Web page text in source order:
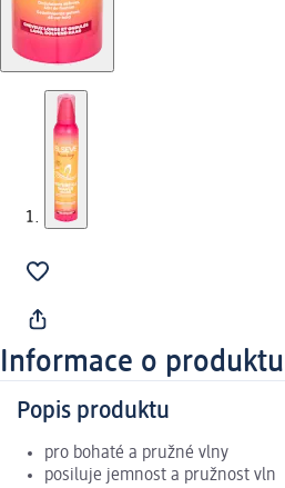
Informace o produktu
Popis produktu
pro bohaté a pružné vlny
posiluje jemnost a pružnost vln